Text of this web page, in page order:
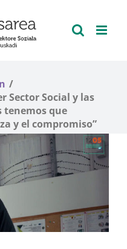
Sector Social y las
que
y el compromiso”